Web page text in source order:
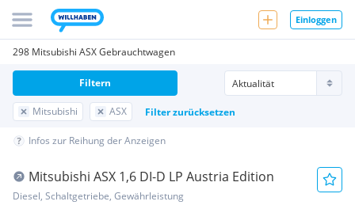
Einloggen
298 Mitsubishi ASX Gebrauchtwagen
Mitsubishi ASX Filter zurücksetzen
Filtern
Infos zur Reihung der Anzeigen
Mitsubishi ASX 1,6 DI-D LP Austria Edition
Diesel, Schaltgetriebe, Gewährleistung